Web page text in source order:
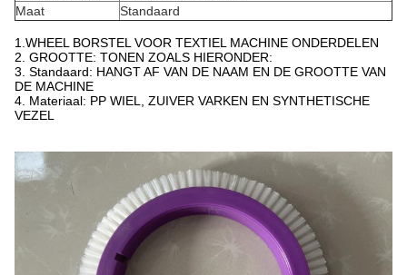
Maat
Standaard
1.WHEEL BORSTEL VOOR TEXTIEL MACHINE ONDERDELEN
2. GROOTTE: TONEN ZOALS HIERONDER:
3. Standaard: HANGT AF VAN DE NAAM EN DE GROOTTE VAN
DE MACHINE
4. Materiaal: PP WIEL, ZUIVER VARKEN EN SYNTHETISCHE
VEZEL